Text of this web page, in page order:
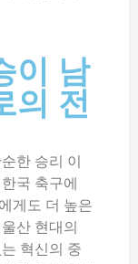
이 남
의 전
한 승리 이
국 축구에
게도 더 높은
산 현대의
혁신의 중